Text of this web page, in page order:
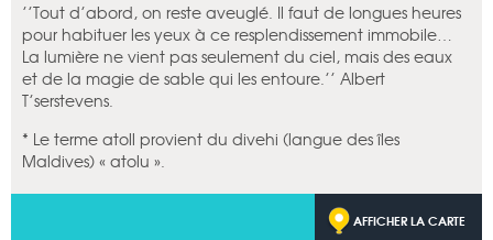
’’Tout d’abord, on reste aveuglé. Il faut de longues heures
pour habituer les yeux à ce resplendissement immobile…
La lumière ne vient pas seulement du ciel, mais des eaux
et de la magie de sable qui les entoure.’’ Albert
T’serstevens.
* Le terme atoll provient du divehi (langue des îles
Maldives) « atolu ».
AFFICHER LA CARTE